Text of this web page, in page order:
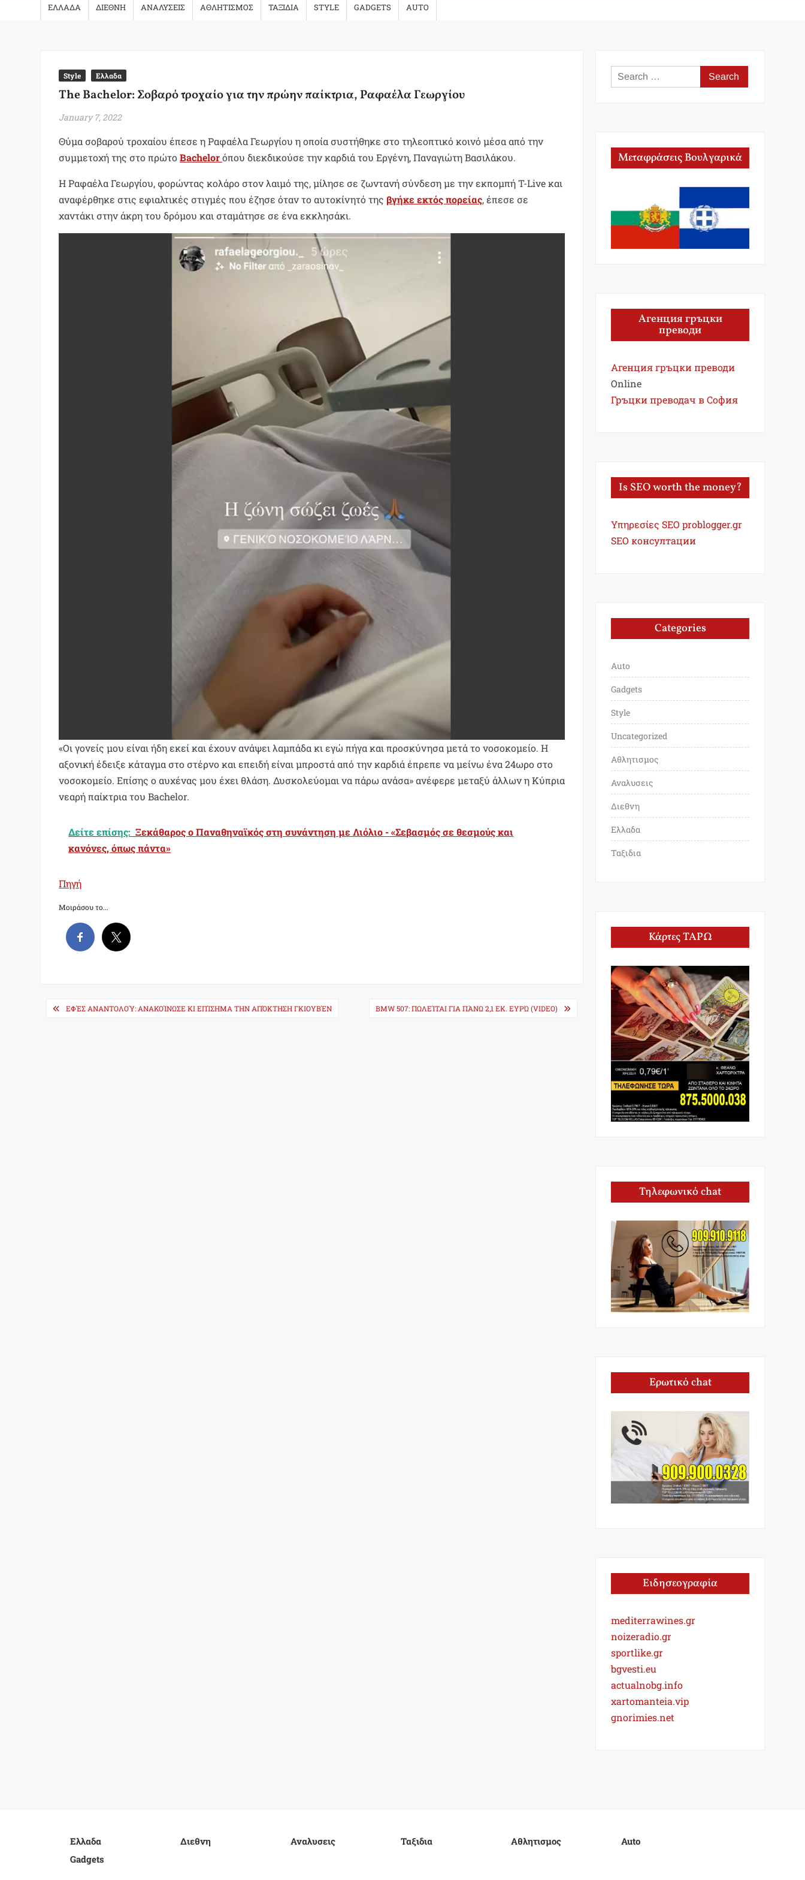
ΕΛΛΑΔΑ ΔΙΕΘΝΗ ΑΝΑΛΥΣΕΙΣ ΑΘΛΗΤΙΣΜΟΣ ΤΑΞΙΔΙΑ STYLE GADGETS AUTO
Style Ελλαδα
The Bachelor: Σοβαρό τροχαίο για την πρώην παίκτρια, Ραφαέλα Γεωργίου
January 7, 2022
Θύμα σοβαρού τροχαίου έπεσε η Ραφαέλα Γεωργίου η οποία συστήθηκε στο τηλεοπτικό κοινό μέσα από την
συμμετοχή της στο πρώτοBachelorόπου διεκδικούσε την καρδιά του Εργένη, Παναγιώτη Βασιλάκου.
Η Ραφαέλα Γεωργίου, φορώντας κολάρο στον λαιμό της, μίλησε σε ζωντανή σύνδεση με την εκπομπή T-Live και
αναφέρθηκε στις εφιαλτικές στιγμές που έζησε όταν το αυτοκίνητό της βγήκε εκτός πορείας, έπεσε σε
χαντάκι στην άκρη του δρόμου και σταμάτησε σε ένα εκκλησάκι.
«Οι γονείς μου είναι ήδη εκεί και έχουν ανάψει λαμπάδα κι εγώ πήγα και προσκύνησα μετά το νοσοκομείο. Η
αξονική έδειξε κάταγμα στο στέρνο και επειδή είναι μπροστά από την καρδιά έπρεπε να μείνω ένα 24ωρο στο
νοσοκομείο. Επίσης ο αυχένας μου έχει θλάση. Δυσκολεύομαι να πάρω ανάσα» ανέφερε μεταξύ άλλων η Κύπρια
νεαρή παίκτρια του Bachelor.
Δείτε επίσης: Ξεκάθαρος ο Παναθηναϊκός στη συνάντηση με Λιόλιο - «Σεβασμός σε θεσμούς και
κανόνες, όπως πάντα»
Πηγή
Μοιράσου το...
PostΕΦΈΣ ΑΝΑΝΤΟΛΟΎ: ΑΝΑΚΟΊΝΩΣΕ ΚΙ ΕΠΊΣΗΜΑ ΤΗΝ ΑΠΌΚΤΗΣΗ ΓΚΙΟΥΒΈΝ BMW 507: ΠΩΛΕΊΤΑΙ ΓΙΑ ΠΆΝΩ 2,1 ΕΚ. ΕΥΡΏ (VIDEO)
Search
for:
Μεταφράσεις Βουλγαρικά
Агенция гръцки
преводи
Агенция гръцки преводи
Online
Гръцки преводач в София
Is SEO worth the money?
Υπηρεσίες SEO problogger.gr
SEO консултации
Categories
Auto
Gadgets
Style
Uncategorized
Αθλητισμος
Αναλυσεις
Διεθνη
Ελλαδα
Ταξιδια
Κάρτες ΤΑΡΩ
Τηλεφωνικό chat
Ερωτικό chat
Ειδησεογραφία
mediterrawines.gr
noizeradio.gr
sportlike.gr
bgvesti.eu
actualnobg.info
xartomanteia.vip
gnorimies.net
Ελλαδα Διεθνη Αναλυσεις Ταξιδια Αθλητισμος
Auto
Gadgets